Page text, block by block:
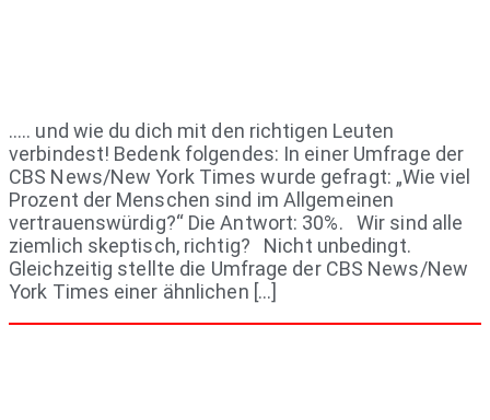
….. und wie du dich mit den richtigen Leuten
verbindest! Bedenk folgendes: In einer Umfrage der
CBS News/New York Times wurde gefragt: „Wie viel
Prozent der Menschen sind im Allgemeinen
vertrauenswürdig?“ Die Antwort: 30%. Wir sind alle
ziemlich skeptisch, richtig? Nicht unbedingt.
Gleichzeitig stellte die Umfrage der CBS News/New
York Times einer ähnlichen […]